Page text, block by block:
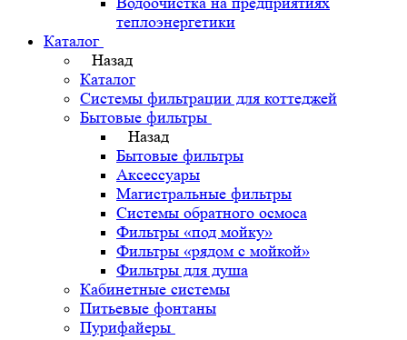
теплоэнергетики
Каталог
Назад
Каталог
Системы фильтрации для коттеджей
Бытовые фильтры
Назад
Бытовые фильтры
Аксессуары
Магистральные фильтры
Системы обратного осмоса
Фильтры «под мойку»
Фильтры «рядом с мойкой»
Фильтры для душа
Кабинетные системы
Питьевые фонтаны
Пурифайеры